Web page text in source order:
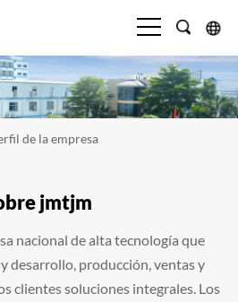
de la empresa
jmtjm
nacional de alta tecnología que
desarrollo, producción, ventas y
clientes soluciones integrales. Los